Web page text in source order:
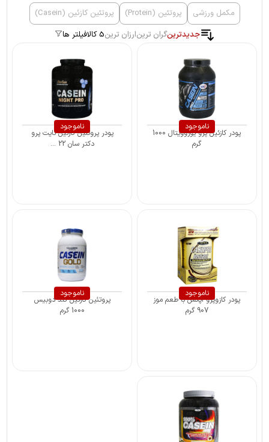
مکمل ورزشی پروتئین (Protein)
پروتئین کازئین (Casein)
جدیدترینگران ترینارزان ترین5 کالا فیلتر ها
ناموجود
پودر کازئین پرو یوروویتال 1000
گرم
ناموجود
پودر پروتئین کازئین نایت پرو
دکتر سان 22 ...
ناموجود
پودر کازوپرو اپکس با طعم موز
907 گرم
ناموجود
پروتئین کازئین گلد دوبیس
1000 گرم